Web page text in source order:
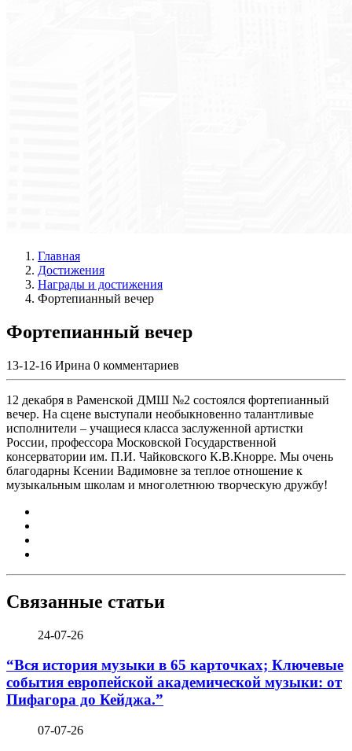
Главная
Достижения
Награды и достижения
Фортепианный вечер
Фортепианный вечер
13-12-16 Ирина 0 комментариев
12 декабря в Раменской ДМШ №2 состоялся фортепианный
вечер. На сцене выступали необыкновенно талантливые
исполнители – учащиеся класса заслуженной артистки
России, профессора Московской Государственной
консерватории им. П.И. Чайковского К.В.Кнорре. Мы очень
благодарны Ксении Вадимовне за теплое отношение к
музыкальным школам и многолетнюю творческую дружбу!
Связанные статьи
24-07-26
“Вся история музыки в 65 карточках; Ключевые
события европейской академической музыки: от
Пифагора до Кейджа.”
07-07-26